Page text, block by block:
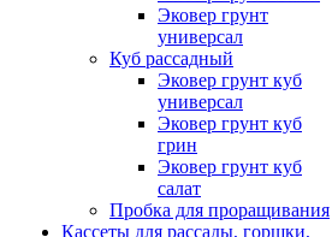
Эковер грунт
универсал
Куб рассадный
Эковер грунт куб
универсал
Эковер грунт куб
грин
Эковер грунт куб
салат
Пробка для проращивания
Кассеты для рассады, горшки,